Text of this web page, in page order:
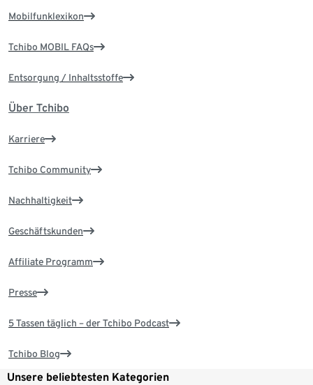
Mobilfunklexikon
Tchibo MOBIL FAQs
Entsorgung / Inhaltsstoffe
Über Tchibo
Karriere
Tchibo Community
Nachhaltigkeit
Geschäftskunden
Affiliate Programm
Presse
5 Tassen täglich – der Tchibo Podcast
Tchibo Blog
Unsere beliebtesten Kategorien